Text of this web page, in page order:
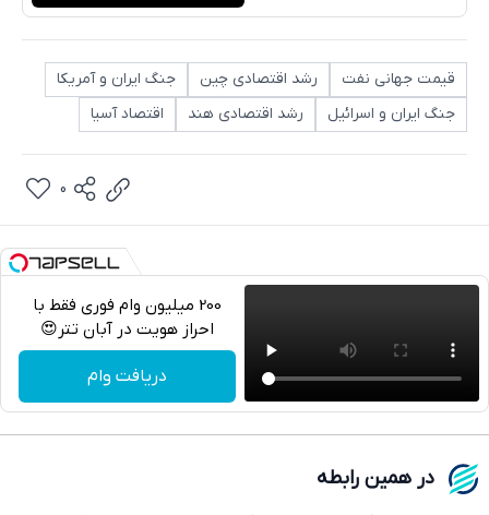
قیمت جهانی نفت رشد اقتصادی چین
جنگ ایران و آمریکا
جنگ ایران و اسرائیل
رشد اقتصادی هند اقتصاد آسیا
واتساپ
0
200 میلیون وام فوری فقط با
احراز هویت در آبان تتر😍
دریافت وام
در همین رابطه